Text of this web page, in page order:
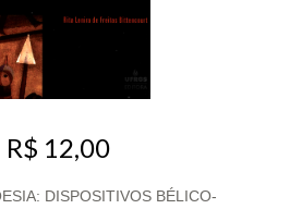
R$ 12,00
DISPOSITIVOS BÉLICO-